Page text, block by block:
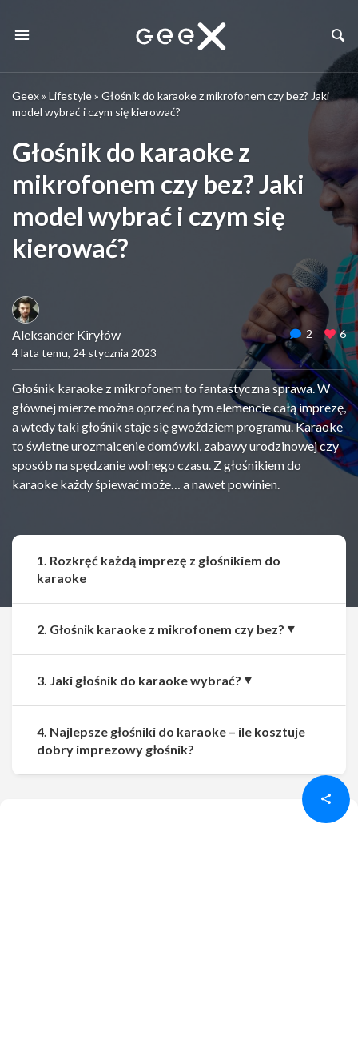
Geex» Lifestyle» Głośnik do karaoke z mikrofonem czy bez? Jaki
model wybrać i czym się kierować?
Głośnik do karaoke z
mikrofonem czy bez? Jaki
model wybrać i czym się
kierować?
Aleksander Kiryłów
4 lata temu, 24 stycznia 2023
2 6
Głośnik karaoke z mikrofonem to fantastyczna sprawa. W
głównej mierze można oprzeć na tym elemencie całą imprezę,
a wtedy taki głośnik staje się gwoździem programu. Karaoke
to świetne urozmaicenie domówki, zabawy urodzinowej czy
sposób na spędzanie wolnego czasu. Z głośnikiem do
karaoke każdy śpiewać może… a nawet powinien.
Udostępnij
1. Rozkręć każdą imprezę z głośnikiem do
karaoke
2. Głośnik karaoke z mikrofonem czy bez?
3. Jaki głośnik do karaoke wybrać?
4. Najlepsze głośniki do karaoke – ile kosztuje
dobry imprezowy głośnik?